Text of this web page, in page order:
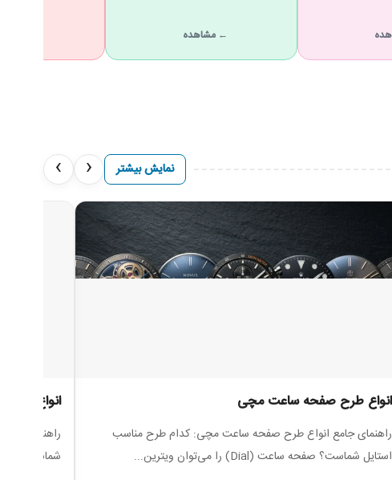
← مشاهده
نمایش بیشتر ‹
›
انواع طرح صفحه ساعت مچی
راهنمای جامع انواع طرح صفحه ساعت مچی: کدام طرح مناسب
استایل شماست؟ صفحه ساعت (Dial) را می‌توان ویترین...
انواع
راهنمای
شماست؟